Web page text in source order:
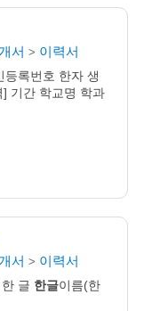
서 > 이력서
등록번호 한자 생
기간 학교명 학과
서 > 이력서
글 한글이름(한